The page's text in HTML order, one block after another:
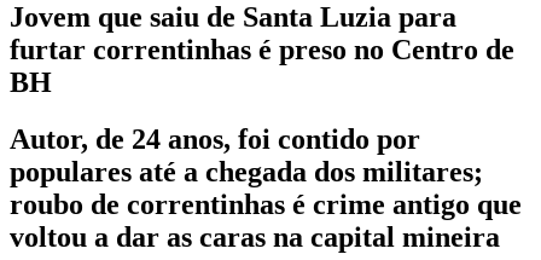
Jovem que saiu de Santa Luzia para
furtar correntinhas é preso no Centro de
BH
Autor, de 24 anos, foi contido por
populares até a chegada dos militares;
roubo de correntinhas é crime antigo que
voltou a dar as caras na capital mineira